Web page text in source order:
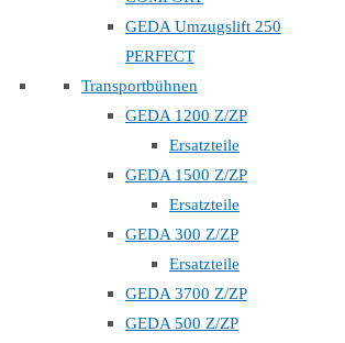
GEDA Umzugslift 250
PERFECT
Transportbühnen
GEDA 1200 Z/ZP
Ersatzteile
GEDA 1500 Z/ZP
Ersatzteile
GEDA 300 Z/ZP
Ersatzteile
GEDA 3700 Z/ZP
GEDA 500 Z/ZP